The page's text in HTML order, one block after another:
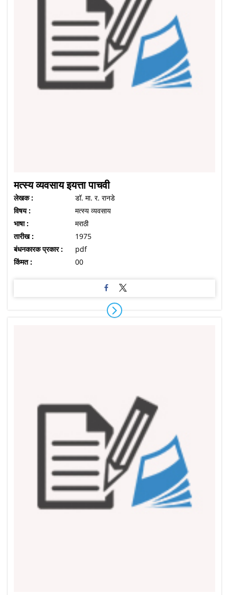
मत्स्य व्यवसाय इयत्ता पाचवी
लेखक :
डॉ. मा. र. रानडे
विषय :
मत्स्य व्यवसाय
भाषा :
मराठी
तारीख :
1975
बंधनकारक प्रकार :
pdf
किंमत :
00